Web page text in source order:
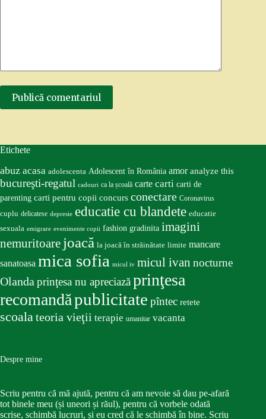
Publică comentariul
Etichete
abuz acasa adolescenta Adolescent în România amor analyze this
bucureşti-regatul cadouri ca la școală carte carti carti de
parenting carti pentru copii concurs conectare Coronavirus
cuplu delicatese depresie educatie cu blandete educatie
sexuala emigrare evenimente copii fashion gradinita imagini
nemuritoare joacă la joacă în străinătate limite mancare
sanatoasa mica sofia micul iv micul ivan nocturne
Olandaprinţesa nu apreciazăprinţesa
recomandăpublicitate pîntec retete
scoalateoria vieţii terapie umanitar vacanta
Despre mine
Scriu pentru că mă ajută, pentru că am nevoie să dau pe-afară
tot binele meu (și uneori și răul), pentru că vorbele odată
scrise, schimbă lucruri, și eu cred că le schimbă în bine. Scriu